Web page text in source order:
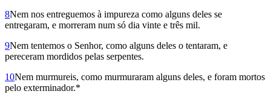
8Nem nos en­treguemos à impureza como alguns deles se
entregaram, e morreram num só dia vinte e três mil.
9Nem tentemos o Senhor, como alguns deles o tentaram, e
pereceram mordidos pelas serpentes.
10Nem murmureis, como murmuraram alguns deles, e foram mortos
pelo exterminador.*